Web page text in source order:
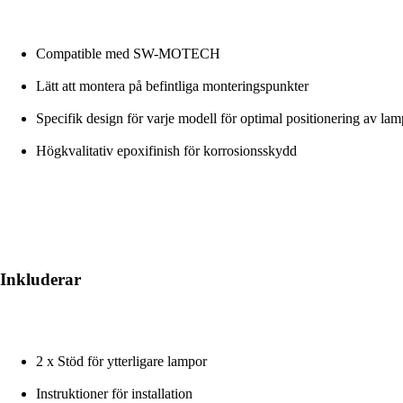
Compatible med SW-MOTECH
Lätt att montera på befintliga monteringspunkter
Specifik design för varje modell för optimal positionering av
Högkvalitativ epoxifinish för korrosionsskydd
Inkluderar
2 x Stöd för ytterligare lampor
Instruktioner för installation